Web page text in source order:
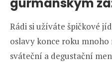
Rádi si užíváte špičkové
oslavy konce roku
sváteční a degustační